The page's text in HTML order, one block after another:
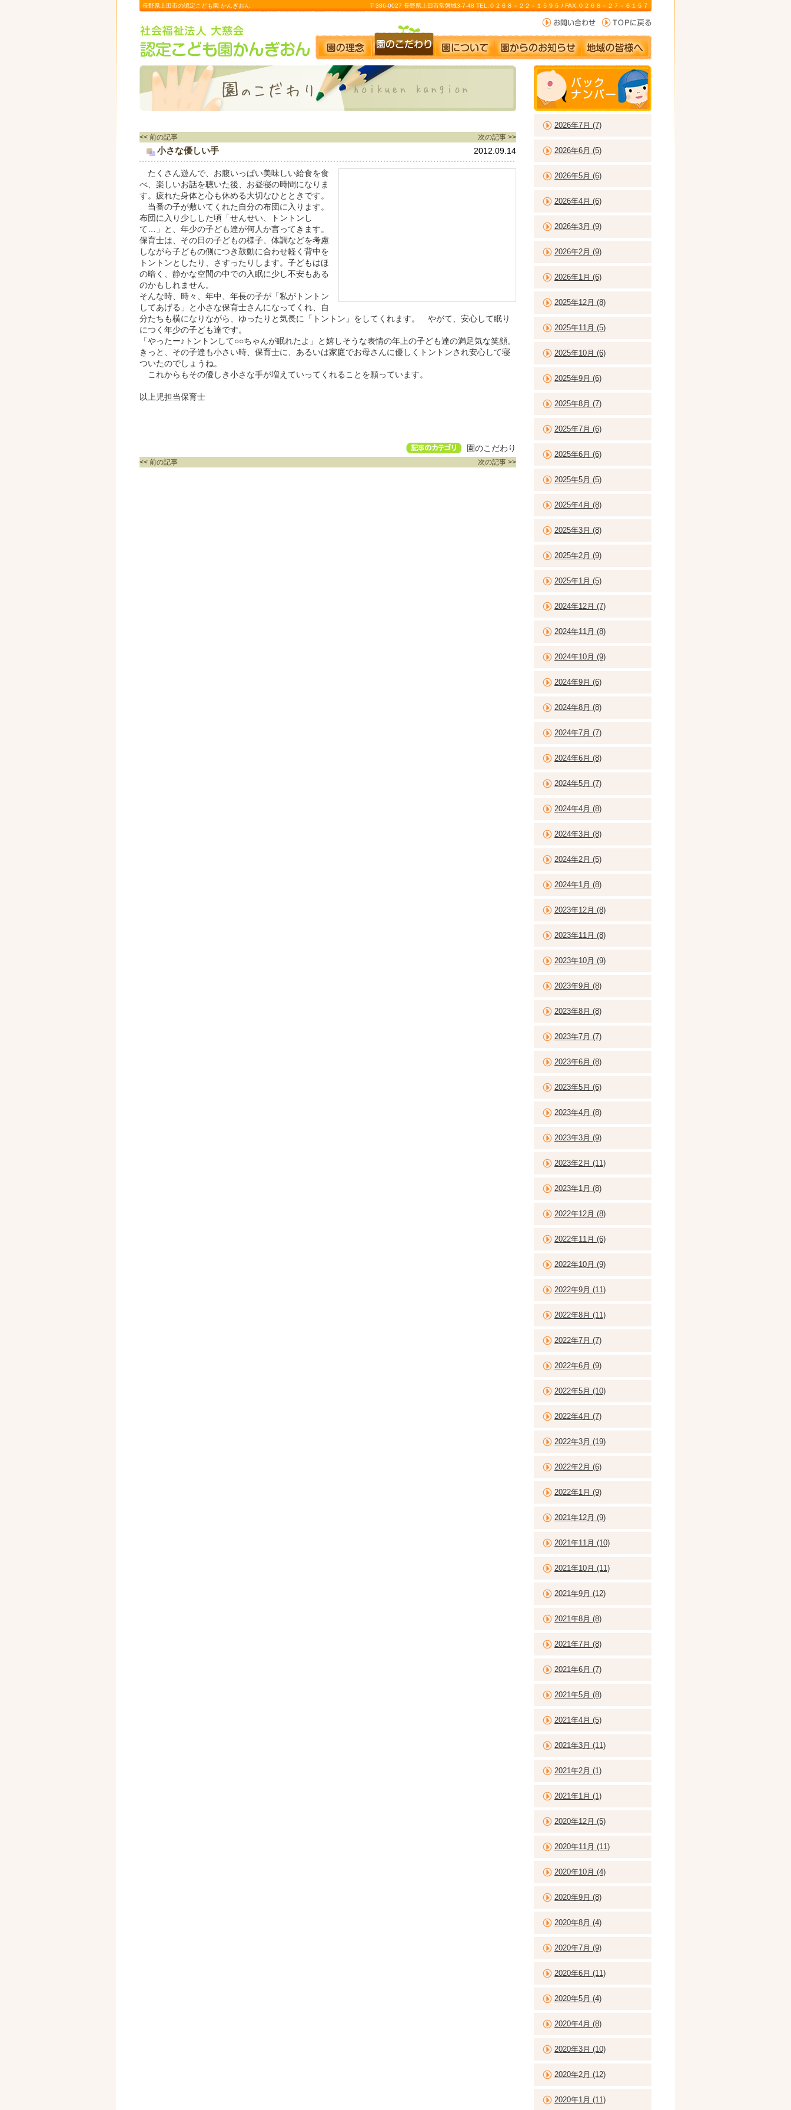
長野県上田市の認定こども園 かんぎおん 〒386-0027 長野県上田市常磐城3-7-48 TEL:０２６８－２２－１５９５ / FAX:０２６８－２７－６１５７
<< 前の記事 次の記事 >>
小さな優しい手 2012.09.14
たくさん遊んで、お腹いっぱい美味しい給食を食
べ、楽しいお話を聴いた後、お昼寝の時間になりま
す。疲れた身体と心も休める大切なひとときです。
当番の子が敷いてくれた自分の布団に入ります。
布団に入り少しした頃「せんせい、トントンし
て…」と、年少の子ども達が何人か言ってきます。
保育士は、その日の子どもの様子、体調などを考慮
しながら子どもの側につき鼓動に合わせ軽く背中を
トントンとしたり、さすったりします。子どもはほ
の暗く、静かな空間の中での入眠に少し不安もある
のかもしれません。
そんな時、時々、年中、年長の子が「私がトントン
してあげる」と小さな保育士さんになってくれ、自
分たちも横になりながら、ゆったりと気長に「トントン」をしてくれます。 やがて、安心して眠り
につく年少の子ども達です。
「やったー♪トントンして○○ちゃんが眠れたよ」と嬉しそうな表情の年上の子ども達の満足気な笑顔。
きっと、その子達も小さい時、保育士に、あるいは家庭でお母さんに優しくトントンされ安心して寝
ついたのでしょうね。
これからもその優しき小さな手が増えていってくれることを願っています。
以上児担当保育士
園のこだわり
<< 前の記事 次の記事 >>
2026年7月 (7)
2026年6月 (5)
2026年5月 (6)
2026年4月 (6)
2026年3月 (9)
2026年2月 (9)
2026年1月 (6)
2025年12月 (8)
2025年11月 (5)
2025年10月 (6)
2025年9月 (6)
2025年8月 (7)
2025年7月 (6)
2025年6月 (6)
2025年5月 (5)
2025年4月 (8)
2025年3月 (8)
2025年2月 (9)
2025年1月 (5)
2024年12月 (7)
2024年11月 (8)
2024年10月 (9)
2024年9月 (6)
2024年8月 (8)
2024年7月 (7)
2024年6月 (8)
2024年5月 (7)
2024年4月 (8)
2024年3月 (8)
2024年2月 (5)
2024年1月 (8)
2023年12月 (8)
2023年11月 (8)
2023年10月 (9)
2023年9月 (8)
2023年8月 (8)
2023年7月 (7)
2023年6月 (8)
2023年5月 (6)
2023年4月 (8)
2023年3月 (9)
2023年2月 (11)
2023年1月 (8)
2022年12月 (8)
2022年11月 (6)
2022年10月 (9)
2022年9月 (11)
2022年8月 (11)
2022年7月 (7)
2022年6月 (9)
2022年5月 (10)
2022年4月 (7)
2022年3月 (19)
2022年2月 (6)
2022年1月 (9)
2021年12月 (9)
2021年11月 (10)
2021年10月 (11)
2021年9月 (12)
2021年8月 (8)
2021年7月 (8)
2021年6月 (7)
2021年5月 (8)
2021年4月 (5)
2021年3月 (11)
2021年2月 (1)
2021年1月 (1)
2020年12月 (5)
2020年11月 (11)
2020年10月 (4)
2020年9月 (8)
2020年8月 (4)
2020年7月 (9)
2020年6月 (11)
2020年5月 (4)
2020年4月 (8)
2020年3月 (10)
2020年2月 (12)
2020年1月 (11)